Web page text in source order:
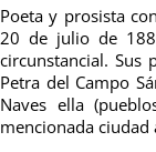
Poeta y prosista
20 de julio de
circunstancial. Sus
Petra del Campo
Naves ella
mencionada ciudad